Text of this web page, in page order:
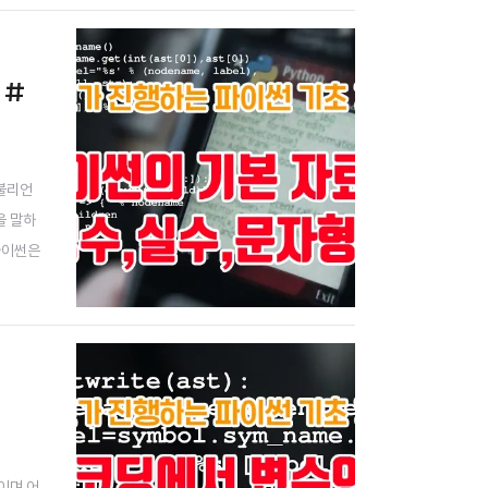
#
리언
말하
썬은